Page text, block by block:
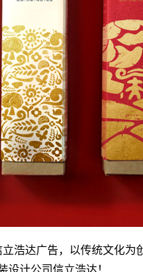
达广告，以传统文化为
设计公司信立浩达！